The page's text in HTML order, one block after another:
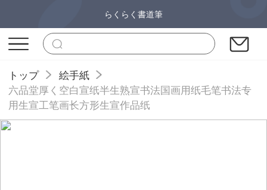
らくらく書道筆
トップ
絵手紙
六品堂厚く空白宣纸半生熟宣书法国画用纸毛笔书法专
用生宣工笔画长方形生宣作品纸